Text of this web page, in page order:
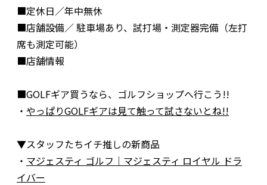
■定休日／年中無休
■店舗設備／ 駐車場あり、試打場・測定器完備（左打
席も測定可能）
■店舗情報
■GOLFギア買うなら、ゴルフショップへ行こう!!
・ やっぱりGOLFギアは見て触って試さないとね!!
▼スタッフたちイチ推しの新商品
・ マジェスティ ゴルフ｜マジェスティ ロイヤル ドラ
イバー